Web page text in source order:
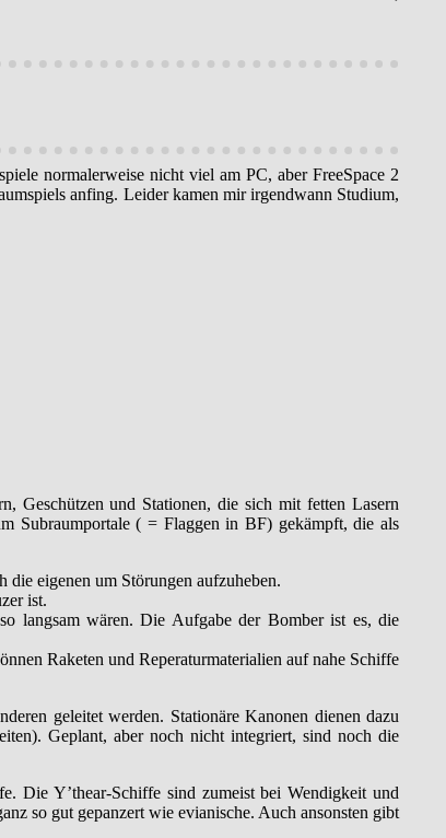
normalerweise nicht viel am PC, aber FreeSpace 2
anfing. Leider kamen mir irgendwann Studium,
Geschützen und Stationen, die sich mit fetten Lasern
Subraumportale ( = Flaggen in BF) gekämpft, die als
die eigenen um Störungen aufzuheben.
ist.
langsam wären. Die Aufgabe der Bomber ist es, die
Raketen und Reperaturmaterialien auf nahe Schiffe
geleitet werden. Stationäre Kanonen dienen dazu
Geplant, aber noch nicht integriert, sind noch die
Die Y’thear-Schiffe sind zumeist bei Wendigkeit und
so gut gepanzert wie evianische. Auch ansonsten gibt